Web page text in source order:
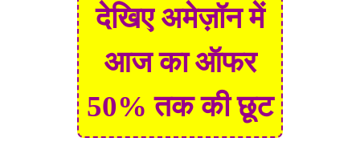
देखिए अमेज़ॉन में
आज का ऑफर
50% तक की छूट